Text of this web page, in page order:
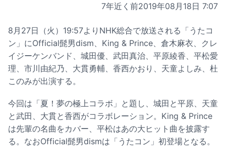
7年近く前2019年08月18日 7:07
8月27日（火）19:57よりNHK総合で放送される「うたコ
ン」にOfficial髭男dism、King & Prince、倉木麻衣、クレ
イジーケンバンド、城田優、武田真治、平原綾香、平松愛
理、市川由紀乃、大貫勇輔、香西かおり、天童よしみ、杜
このみが出演する。
今回は「夏！夢の極上コラボ」と題し、城田と平原、天童
と武田、大貫と香西がコラボレーション。King & Prince
は先輩の名曲をカバー、平松はあの大ヒット曲を披露す
る。なおOfficial髭男dismは「うたコン」初登場となる。